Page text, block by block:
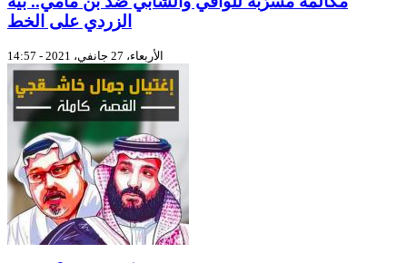
الزردي على الخط
الأربعاء، 27 جانفي، 2021 - 14:57